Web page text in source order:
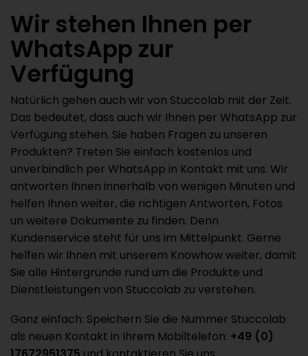
Wir stehen Ihnen per
WhatsApp zur
Verfügung
Natürlich gehen auch wir von Stuccolab mit der Zeit.
Das bedeutet, dass auch wir Ihnen per WhatsApp zur
Verfügung stehen. Sie haben Fragen zu unseren
Produkten? Treten Sie einfach kostenlos und
unverbindlich per WhatsApp in Kontakt mit uns. Wir
antworten Ihnen innerhalb von wenigen Minuten und
helfen Ihnen weiter, die richtigen Antworten, Fotos
un weitere Dokumente zu finden. Denn
Kundenservice steht für uns im Mittelpunkt. Gerne
helfen wir Ihnen mit unserem Knowhow weiter, damit
Sie alle Hintergründe rund um die Produkte und
Dienstleistungen von Stuccolab zu verstehen.
Ganz einfach: Speichern Sie die Nummer Stuccolab
als neuen Kontakt in Ihrem Mobiltelefon: +49 (0)